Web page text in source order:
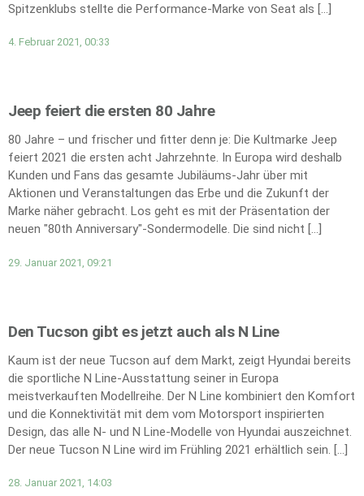
Spitzenklubs stellte die Performance-Marke von Seat als […]
4. Februar 2021, 00:33
Jeep feiert die ersten 80 Jahre
80 Jahre – und frischer und fitter denn je: Die Kultmarke Jeep
feiert 2021 die ersten acht Jahrzehnte. In Europa wird deshalb
Kunden und Fans das gesamte Jubiläums-Jahr über mit
Aktionen und Veranstaltungen das Erbe und die Zukunft der
Marke näher gebracht. Los geht es mit der Präsentation der
neuen "80th Anniversary"-Sondermodelle. Die sind nicht […]
29. Januar 2021, 09:21
Den Tucson gibt es jetzt auch als N Line
Kaum ist der neue Tucson auf dem Markt, zeigt Hyundai bereits
die sportliche N Line-Ausstattung seiner in Europa
meistverkauften Modellreihe. Der N Line kombiniert den Komfort
und die Konnektivität mit dem vom Motorsport inspirierten
Design, das alle N- und N Line-Modelle von Hyundai auszeichnet.
Der neue Tucson N Line wird im Frühling 2021 erhältlich sein. […]
28. Januar 2021, 14:03